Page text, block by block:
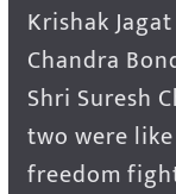
Krishak
Chandra
Shri Suresh
two were
freedom